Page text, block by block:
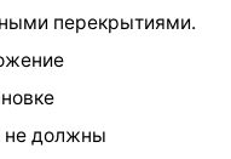
перекрытиями.
не должны